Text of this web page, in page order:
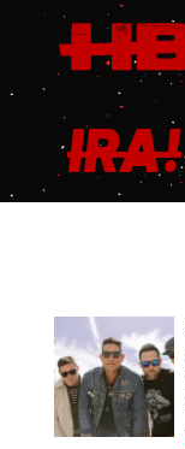
IRA!